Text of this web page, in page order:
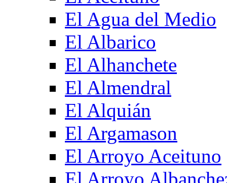
El Agua del Medio
El Albarico
El Alhanchete
El Almendral
El Alquián
El Argamason
El Arroyo Aceituno
El Arroyo